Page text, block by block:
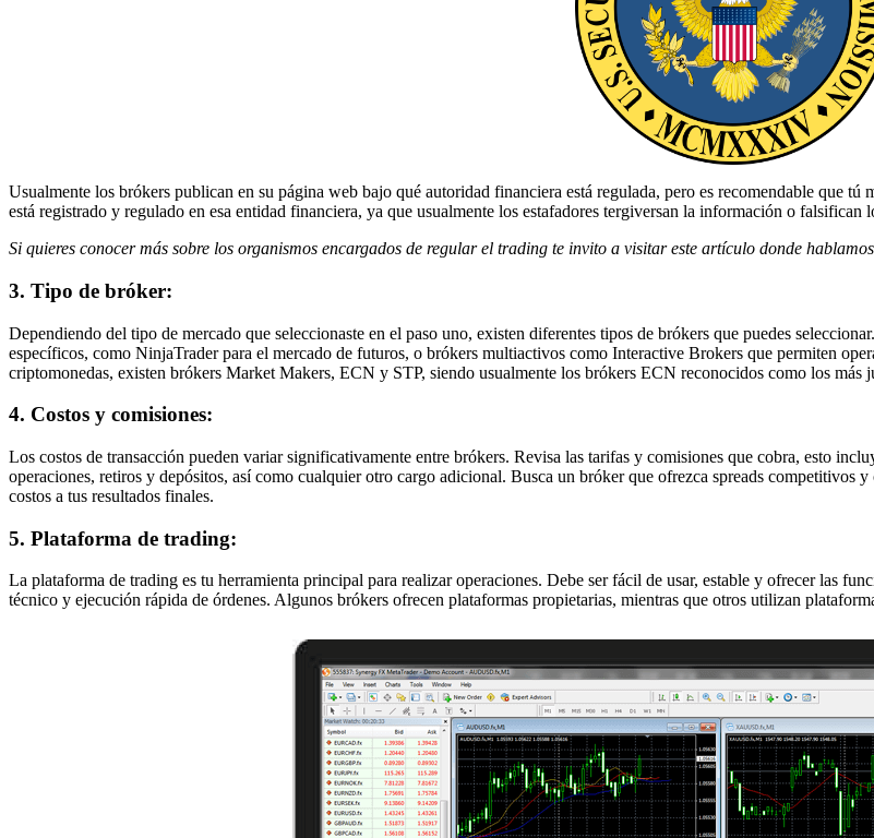
Usualmente los brókers publican en su página web bajo qué autoridad financiera está regulada, pero es recomendable que
está registrado y regulado en esa entidad financiera, ya que usualmente los estafadores tergiversan la información o
Si quieres conocer más sobre los organismos encargados de regular el trading te invito a visitar este artículo donde
3. Tipo de bróker:
Dependiendo del tipo de mercado que seleccionaste en el paso uno, existen diferentes tipos de brókers que puedes
específicos, como NinjaTrader para el mercado de futuros, o brókers multiactivos como Interactive Brokers que permiten
criptomonedas, existen brókers Market Makers, ECN y STP, siendo usualmente los brókers ECN reconocidos como los más
4. Costos y comisiones:
Los costos de transacción pueden variar significativamente entre brókers. Revisa las tarifas y comisiones que cobra, esto
operaciones, retiros y depósitos, así como cualquier otro cargo adicional. Busca un bróker que ofrezca spreads competitivos
costos a tus resultados finales.
5. Plataforma de trading:
La plataforma de trading es tu herramienta principal para realizar operaciones. Debe ser fácil de usar, estable y ofrecer las
técnico y ejecución rápida de órdenes. Algunos brókers ofrecen plataformas propietarias, mientras que otros utilizan